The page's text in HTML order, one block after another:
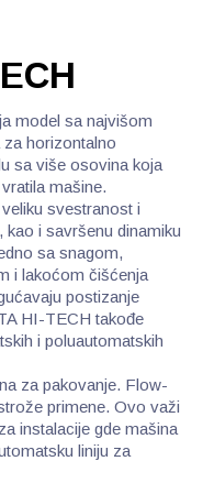
model sa najvišom
horizontalno
sa više osovina koja
mašine.
svestranost i
i savršenu dinamiku
sa snagom,
i lakoćom čišćenja
postizanje
HI-TECH takođe
i poluautomatskih
za pakovanje. Flow-
primene. Ovo važi
instalacije gde mašina
liniju za